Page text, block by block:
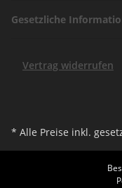
Gesetzliche
Vertrag widerrufen
* Alle Preise inkl.